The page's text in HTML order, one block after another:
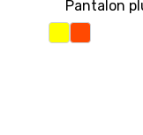
Pantalon